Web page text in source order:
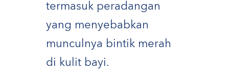
termasuk peradangan
yang menyebabkan
munculnya bintik merah
di kulit bayi.